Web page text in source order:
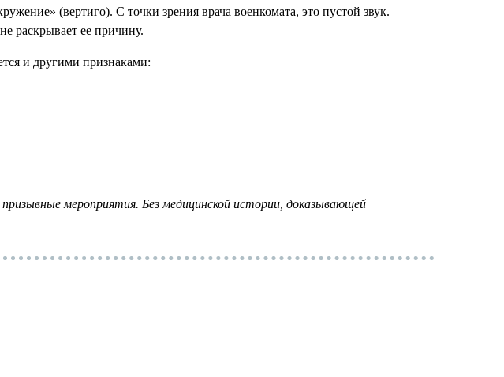
(вертиго). С точки зрения врача военкомата, это пустой звук.
раскрывает ее причину.
и другими признаками:
мероприятия. Без медицинской истории, доказывающей